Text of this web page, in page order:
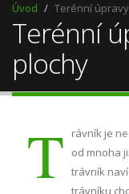
Úvod Terénní úpravy
Terénní
plochy
T
rávník je
od mnoha
trávník
trávníku